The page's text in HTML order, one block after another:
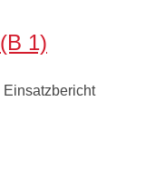
1)
Einsatzbericht